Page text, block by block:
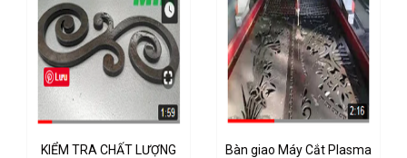
KIỂM TRA CHẤT LƯỢNG
Bàn giao Máy Cắt Plasma